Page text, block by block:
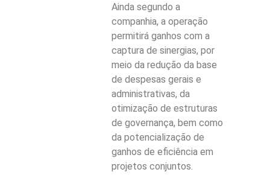
Ainda segundo a
companhia, a operação
permitirá ganhos com a
captura de sinergias, por
meio da redução da base
de despesas gerais e
administrativas, da
otimização de estruturas
de governança, bem como
da potencialização de
ganhos de eficiência em
projetos conjuntos.